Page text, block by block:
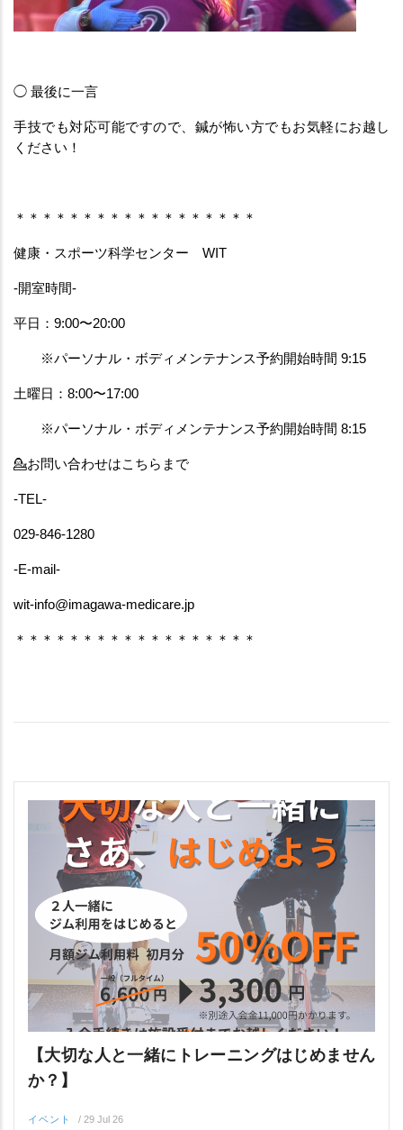
◯ 最後に一言
手技でも対応可能ですので、鍼が怖い方でもお気軽にお越し
ください！
＊＊＊＊＊＊＊＊＊＊＊＊＊＊＊＊＊＊
健康・スポーツ科学センター　WIT
-開室時間-
平日：9:00〜20:00
※パーソナル・ボディメンテナンス予約開始時間 9:15
土曜日：8:00〜17:00
※パーソナル・ボディメンテナンス予約開始時間 8:15
💁‍お問い合わせはこちらまで
-TEL-
029-846-1280
-E-mail-
wit-info@imagawa-medicare.jp
＊＊＊＊＊＊＊＊＊＊＊＊＊＊＊＊＊＊
【大切な人と一緒にトレーニングはじめません
か？】
イベント / 29 Jul 26